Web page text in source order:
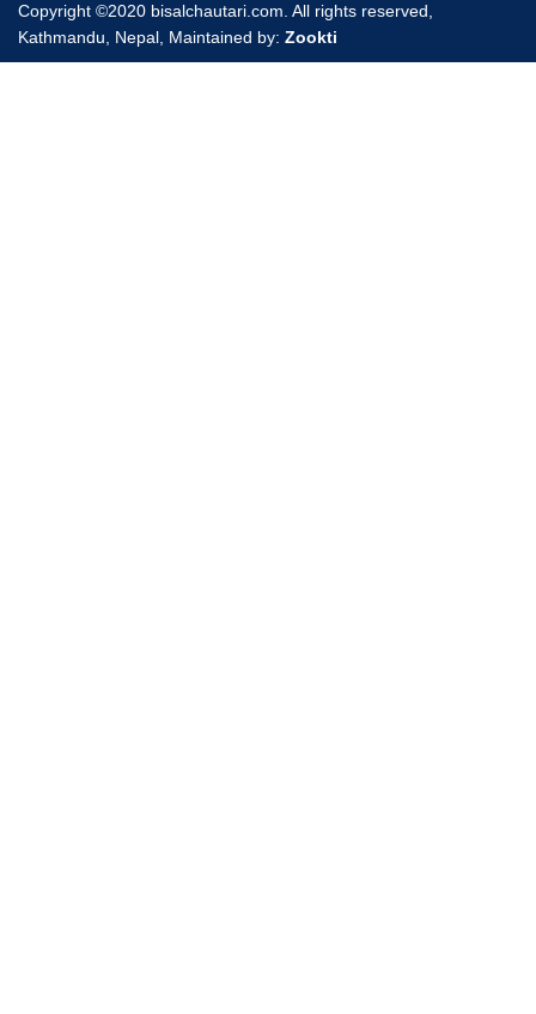
Copyright ©2020 bisalchautari.com. All rights reserved,
Kathmandu, Nepal, Maintained by: Zookti